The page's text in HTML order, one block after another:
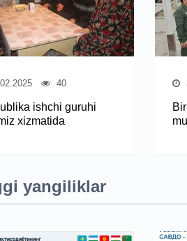
40
ishchi guruhi
xizmatida
yangiliklar